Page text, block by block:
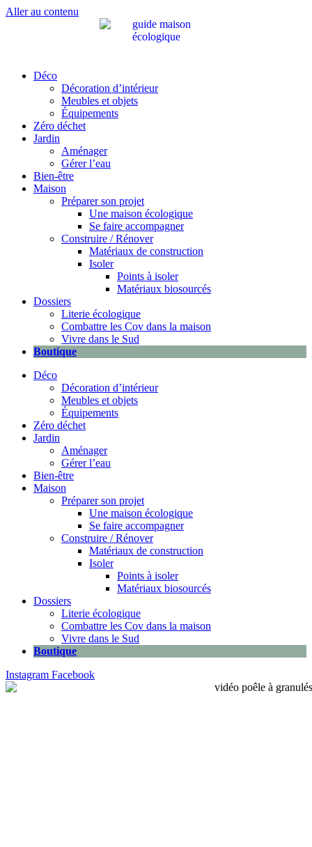
Aller au contenu
Déco
Décoration d’intérieur
Meubles et objets
Équipements
Zéro déchet
Jardin
Aménager
Gérer l’eau
Bien-être
Maison
Préparer son projet
Une maison écologique
Se faire accompagner
Construire / Rénover
Matériaux de construction
Isoler
Points à isoler
Matériaux biosourcés
Dossiers
Literie écologique
Combattre les Cov dans la maison
Vivre dans le Sud
Boutique
Déco
Décoration d’intérieur
Meubles et objets
Équipements
Zéro déchet
Jardin
Aménager
Gérer l’eau
Bien-être
Maison
Préparer son projet
Une maison écologique
Se faire accompagner
Construire / Rénover
Matériaux de construction
Isoler
Points à isoler
Matériaux biosourcés
Dossiers
Literie écologique
Combattre les Cov dans la maison
Vivre dans le Sud
Boutique
Instagram Facebook